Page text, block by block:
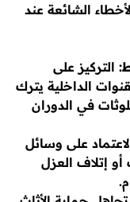
الشائعة عند
التركيز على
الداخلية يترك
في الدوران
على وسائل
إتلاف العزل